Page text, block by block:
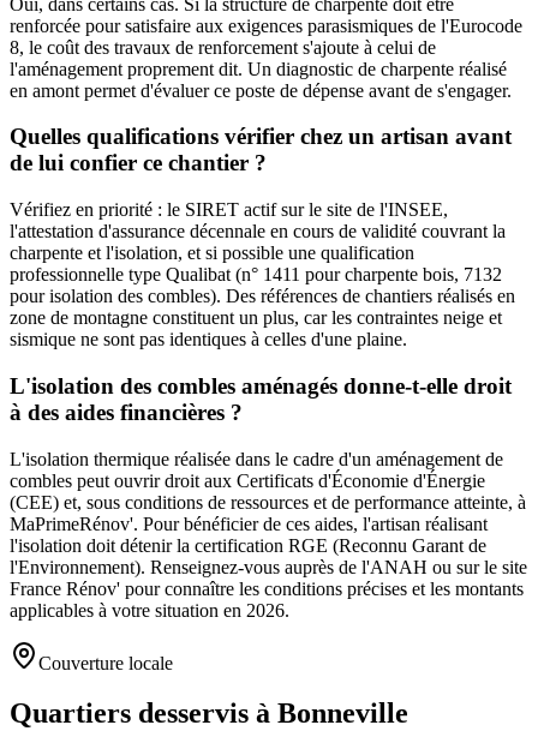
renforcée pour satisfaire aux exigences parasismiques de l'Eurocode
8, le coût des travaux de renforcement s'ajoute à celui de
l'aménagement proprement dit. Un diagnostic de charpente réalisé
en amont permet d'évaluer ce poste de dépense avant de s'engager.
Quelles qualifications vérifier chez un artisan avant
de lui confier ce chantier ?
Vérifiez en priorité : le SIRET actif sur le site de l'INSEE,
l'attestation d'assurance décennale en cours de validité couvrant la
charpente et l'isolation, et si possible une qualification
professionnelle type Qualibat (n° 1411 pour charpente bois, 7132
pour isolation des combles). Des références de chantiers réalisés en
zone de montagne constituent un plus, car les contraintes neige et
sismique ne sont pas identiques à celles d'une plaine.
L'isolation des combles aménagés donne-t-elle droit
à des aides financières ?
L'isolation thermique réalisée dans le cadre d'un aménagement de
combles peut ouvrir droit aux Certificats d'Économie d'Énergie
(CEE) et, sous conditions de ressources et de performance atteinte, à
MaPrimeRénov'. Pour bénéficier de ces aides, l'artisan réalisant
l'isolation doit détenir la certification RGE (Reconnu Garant de
l'Environnement). Renseignez-vous auprès de l'ANAH ou sur le site
France Rénov' pour connaître les conditions précises et les montants
applicables à votre situation en 2026.
Couverture locale
Quartiers desservis à Bonneville